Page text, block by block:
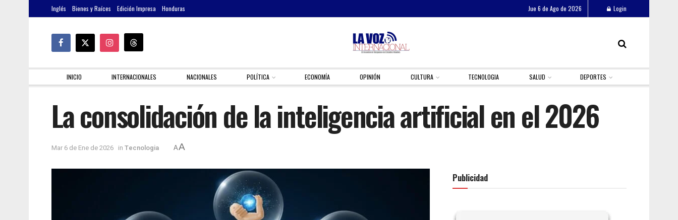
Inglés Bienes y Raíces Edición Impresa Honduras Jue 6 de Ago de 2026 Login
INICIO INTERNACIONALES NACIONALES POLÍTICA ECONOMÍA OPINIÓN CULTURA TECNOLOGIA SALUD DEPORTES
La consolidación de la inteligencia artificial en el 2026
Mar 6 de Ene de 2026 in Tecnologia AA
Publicidad